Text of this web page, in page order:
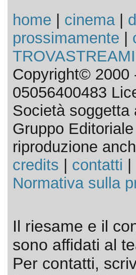
home cinema|
prossimamente
Copyright© 2000
05056400483
Società soggetta
Gruppo
riproduzione
credits
contatti
Normativa sulla
Il riesame e il
sono affidati al
Per contatti,